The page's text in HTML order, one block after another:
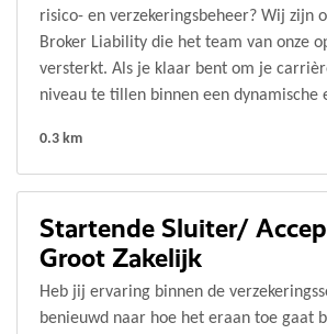
risico- en verzekeringsbeheer? Wij zijn
Broker Liability die het team van onze
versterkt. Als je klaar bent om je
niveau te tillen binnen een dynamische
0.3 km
Startende Sluiter/
Groot Zakelijk
Heb jij ervaring binnen de
benieuwd naar hoe het eraan toe gaat